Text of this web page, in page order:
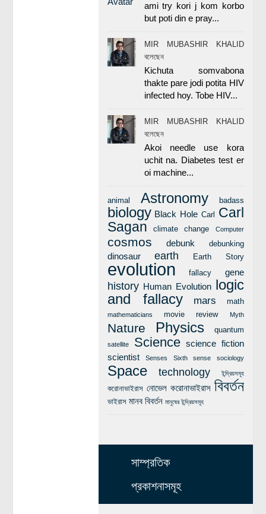
ami try kori j kom korbo
but poti din e pray...
MIR MUBASHIR KHALID
বলেছেন
Kichuta somvabona
thakte pare jodi potita HIV
infected hoy. Tobe HIV...
MIR MUBASHIR KHALID
বলেছেন
Akoi needle use kora
uchit na. Diabetes test er
oi machine...
animal Astronomy badass
biology Black Hole Carl
Carl
Sagan
climate change Computer
cosmos debunk debunking
dinosaur earth Earth Story
evolution fallacy gene
history Human Evolution
logic
and fallacy
mars math
mathematicians movie review Myth
Nature Physics quantum
satellite Science science fiction
scientist
Senses Sixth sense sociology
Space technology ইন্দ্রিয়সমূহ
করোনাভাইরাস নোভেল করোনাভাইরাস বিবর্তন
ভাইরাস মানব বিবর্তন মানুষের ইন্দ্রিয়সমূহ
সাম্প্রতিক
প্রকাশনাসমূহ